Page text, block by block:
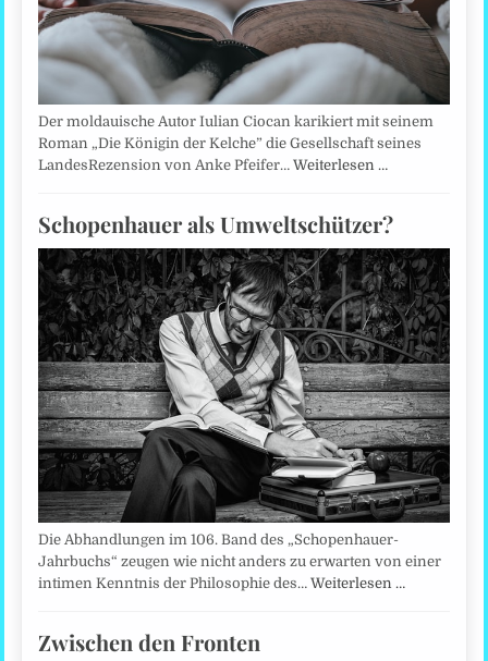
Der moldauische Autor Iulian Ciocan karikiert mit seinem
Roman „Die Königin der Kelche” die Gesellschaft seines
LandesRezension von Anke Pfeifer…Weiterlesen …
Schopenhauer als Umweltschützer?
Die Abhandlungen im 106. Band des „Schopenhauer-
Jahrbuchs“ zeugen wie nicht anders zu erwarten von einer
intimen Kenntnis der Philosophie des…Weiterlesen …
Zwischen den Fronten